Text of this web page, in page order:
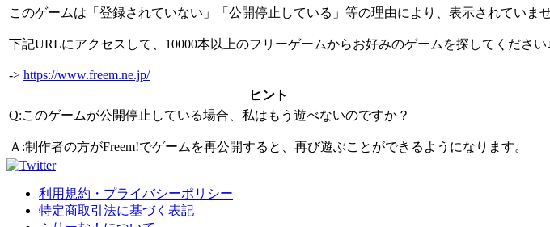
このゲームは「登録されていない」「公開停止している」等の理由により、表示されていませ
下記URLにアクセスして、10000本以上のフリーゲームからお好みのゲームを探してください
-> https://www.freem.ne.jp/
ヒント
Q:このゲームが公開停止している場合、私はもう遊べないのですか？
Ａ:制作者の方がFreem!でゲームを再公開すると、再び遊ぶことができるようになります。
利用規約・プライバシーポリシー
特定商取引法に基づく表記